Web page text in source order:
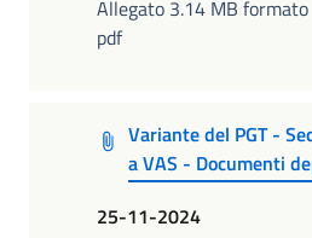
Allegato 3.14 MB formato
pdf
Variante del PGT -
a VAS - Documenti
25-11-2024